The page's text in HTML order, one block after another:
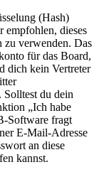
(Hash)
empfohlen, dieses
zu verwenden. Das
für das Board,
dich kein Vertreter
Solltest du dein
„Ich habe
Software fragt
E-Mail-Adresse
an diese
kannst.